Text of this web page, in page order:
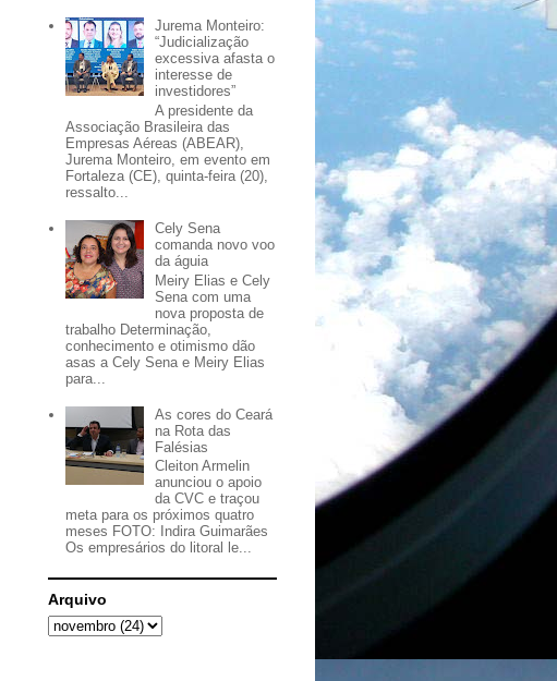
Jurema Monteiro:
“Judicialização
excessiva afasta o
interesse de
investidores”
A presidente da
Associação Brasileira das
Empresas Aéreas (ABEAR),
Jurema Monteiro, em evento em
Fortaleza (CE), quinta-feira (20),
ressalto...
Cely Sena
comanda novo voo
da águia
Meiry Elias e Cely
Sena com uma
nova proposta de
trabalho Determinação,
conhecimento e otimismo dão
asas a Cely Sena e Meiry Elias
para...
As cores do Ceará
na Rota das
Falésias
Cleiton Armelin
anunciou o apoio
da CVC e traçou
meta para os próximos quatro
meses FOTO: Indira Guimarães
Os empresários do litoral le...
Arquivo